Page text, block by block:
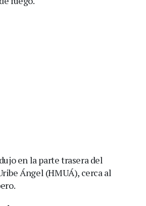
en la parte trasera del
Ángel (HMUÁ), cerca al